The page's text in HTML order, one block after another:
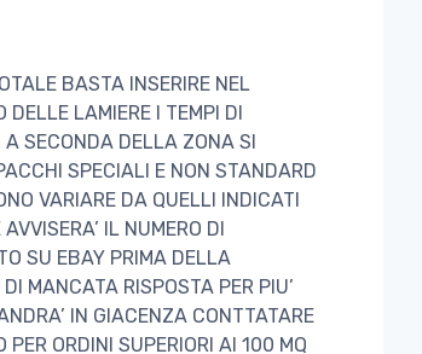
BASTA INSERIRE NEL
DELLE LAMIERE I TEMPI DI
A SECONDA DELLA ZONA SI
SPECIALI E NON STANDARD
VARIARE DA QUELLI INDICATI
IL NUMERO DI
SU EBAY PRIMA DELLA
MANCATA RISPOSTA PER PIU’
IN GIACENZA CONTTATARE
PER ORDINI SUPERIORI AI 100 MQ